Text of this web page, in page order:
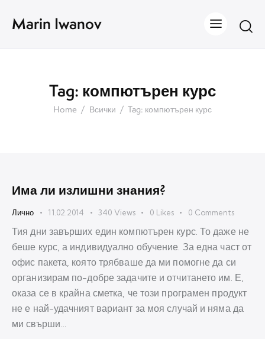
Marin Iwanov
Tag: компютърен курс
Home Всички Tag: компютърен курс
Има ли излишни знания?
Лично 11.02.2014 340 Views 0 Likes 0 Comments
Тия дни завърших един компютърен курс. То даже не
беше курс, а индивидуално обучение. За една част от
офис пакета, която трябваше да ми помогне да си
организирам по-добре задачите и отчитането им. Е,
оказа се в крайна сметка, че този програмен продукт
не е най-удачният вариант за моя случай и няма да
ми свърши…